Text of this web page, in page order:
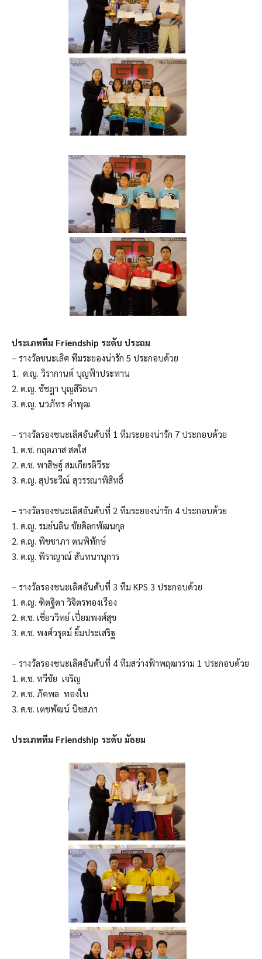
ประเภททีม Friendship ระดับ ประถม
– รางวัลชนะเลิศ ทีมระยองน่ารัก 5 ประกอบด้วย
1. ด.ญ. วิรากานต์ บุญฟ้าประทาน
2. ด.ญ. ชัชฎา บุญสิริธนา
3. ด.ญ. นวภัทร คำพุฒ
– รางวัลรองชนะเลิศอันดับที่ 1 ทีมระยองน่ารัก 7 ประกอบด้วย
1. ด.ช. กฤตภาส สดใส
2. ด.ช. พาสิษฐ์ สมเกียรติวีระ
3. ด.ญ. สุประวีณ์ สุวรรณาพิสิทธิ์
– รางวัลรองชนะเลิศอันดับที่ 2 ทีมระยองน่ารัก 4 ประกอบด้วย
1. ด.ญ. รมย์นลิน ชัยดิลกพัฒนกุล
2. ด.ญ. พิชชาภา ตนพิทักษ์
3. ด.ญ. พิราญาณ์ สันทนานุการ
– รางวัลรองชนะเลิศอันดับที่ 3 ทีม KPS 3 ประกอบด้วย
1. ด.ญ. ฑิตฐิตา วิจิตรทองเรือง
2. ด.ช. เชี่ยววิทย์ เปี่ยมพงศ์สุข
3. ด.ช. พงศ์วรุตม์ ยิ้มประเสริฐ
– รางวัลรองชนะเลิศอันดับที่ 4 ทีมสว่างฟ้าพฤฒาราม 1 ประกอบด้วย
1. ด.ช. ทวีชัย เจริญ
2. ด.ช. ภัคพล ทองใบ
3. ด.ช. เตชพัฒน์ นิชสภา
ประเภททีม Friendship ระดับ มัธยม